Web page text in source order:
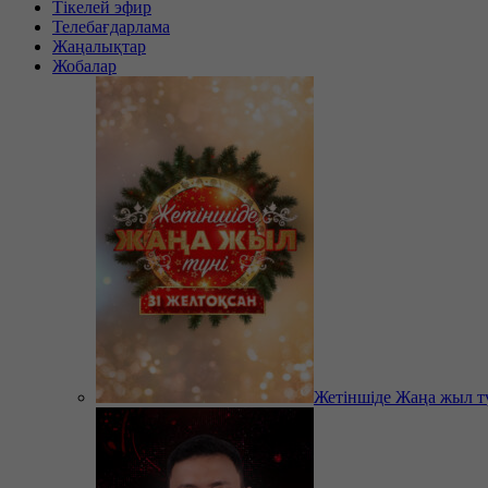
Тікелей эфир
Телебағдарлама
Жаңалықтар
Жобалар
Жетіншіде Жаңа жыл